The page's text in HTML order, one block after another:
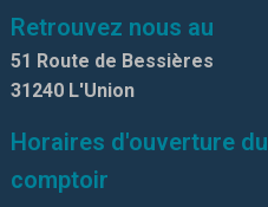
Retrouvez nous au
51 Route de Bessières
31240 L'Union
Horaires d'ouverture du
comptoir